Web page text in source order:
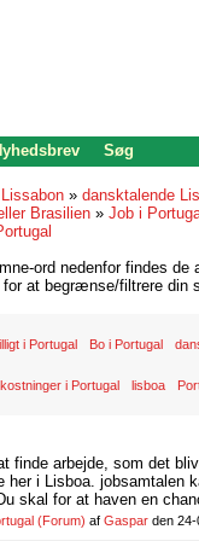
Søg
» dansktalende
Brasilien » Job i
ord nedenfor findes
at begrænse/filtrere din
i Portugal Bo i Portugal
i Portugal lisboa
finde arbejde, som det
i Lisboa. jobsamtalen
skal for at haven en
(Forum) af Gaspar den